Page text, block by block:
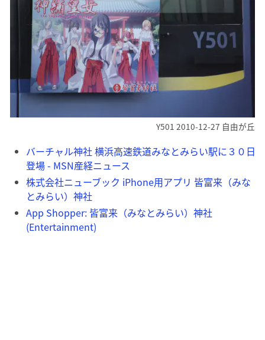
Y501 2010-12-27 自由が丘
バーチャル神社 横浜高速鉄道みなとみらい駅に３０日
登場 - MSN産経ニュース
株式会社ニューブック iPhone用アプリ 皆富来（みな
とみらい）神社
App Shopper: 皆富来（みなとみらい）神社
(Entertainment)